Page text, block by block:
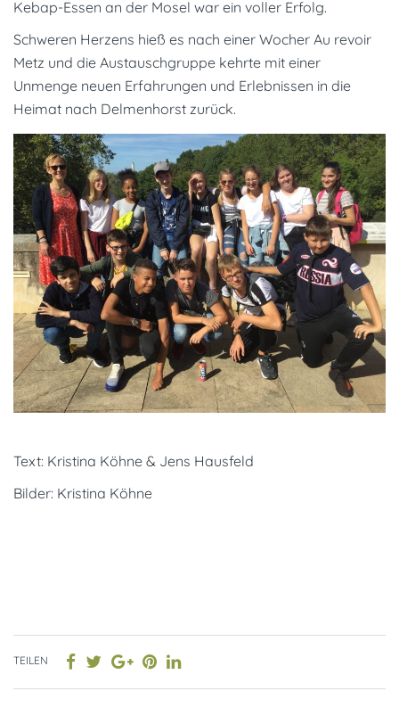
Kebap-Essen an der Mosel war ein voller Erfolg.
Schweren Herzens hieß es nach einer Wocher Au revoir
Metz und die Austauschgruppe kehrte mit einer
Unmenge neuen Erfahrungen und Erlebnissen in die
Heimat nach Delmenhorst zurück.
Text: Kristina Köhne & Jens Hausfeld
Bilder: Kristina Köhne
TEILEN